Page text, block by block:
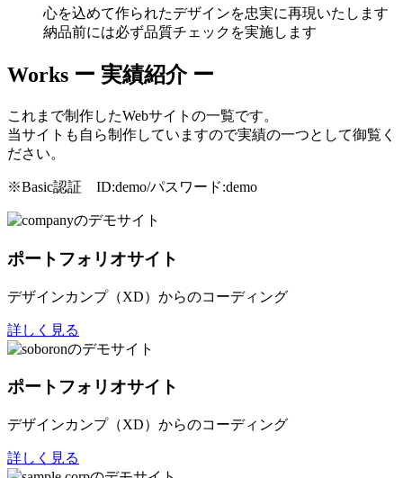
心を込めて作られたデザインを忠実に再現いたします
納品前には必ず品質チェックを実施します
Works ー 実績紹介 ー
これまで制作したWebサイトの一覧です。
当サイトも自ら制作していますので実績の一つとして御覧く
ださい。
※Basic認証 ID:demo/パスワード:demo
ポートフォリオサイト
デザインカンプ（XD）からのコーディング
詳しく見る
ポートフォリオサイト
デザインカンプ（XD）からのコーディング
詳しく見る